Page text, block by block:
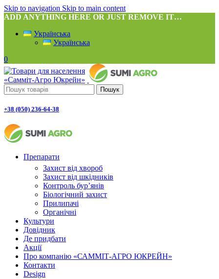
Skip to navigation Skip to main content
ADD ANYTHING HERE OR JUST REMOVE IT…
Українська
Українська
0
Пошук
+38 (050) 236-64-38
Препарати
Захист від хвороб
Захист від шкідників
Контроль бур’янів
Біологічний захист
Прилипачі
Органічні
Культури
Довідник
Де придбати
Акції
Про компанію «САММІТ-АГРО ЮКРЕЙН»
Контакти
Design